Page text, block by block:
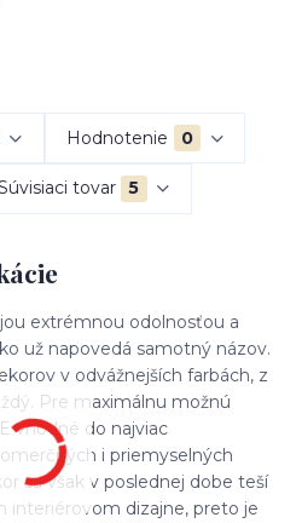
Hodnotenie 0
tovar 5
extrémnou odolnosťou a
už napovedá samotný názov.
v odvážnejších farbách, z
Pre maximálnu možnú
vhodné do najviac
i priemyselných
sa však v poslednej dobe teší
interiérovom dizajne, preto je